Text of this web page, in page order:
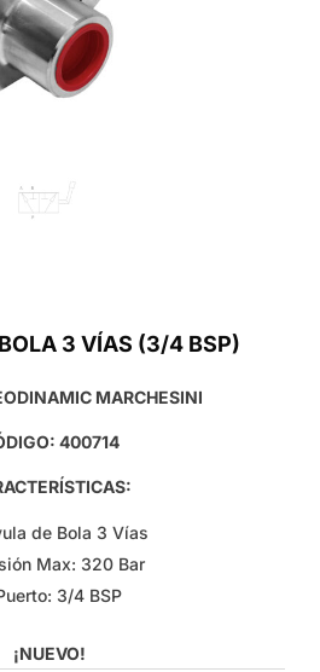
3 VÍAS (3/4 BSP)
MARCHESINI
400714
de Bola 3 Vías
Max: 320 Bar
3/4 BSP
¡NUEVO!